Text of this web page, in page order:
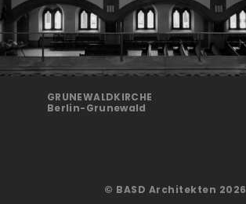
GRUNEWALDKIRCHE
Berlin-Grunewald
© BASD Architekten 2026